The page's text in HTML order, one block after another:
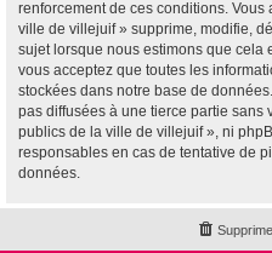
renforcement de ces conditions.
ville de villejuif » supprime, modifie,
sujet lorsque nous estimons que cela
vous acceptez que toutes les
stockées dans notre base de
pas diffusées à une tierce partie sans
publics de la ville de villejuif », ni
responsables en cas de tentative de
données.